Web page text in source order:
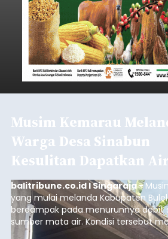
Musim Kemarau
Warga Desa Sinabun
Kesulitan Dapatkan
balitribune.co.id I Singaraja -
yang mulai melanda Kabupaten
berdampak pada menurunnya debit
sumber mata air. Kondisi tersebut
warga di beberapa desa mulai